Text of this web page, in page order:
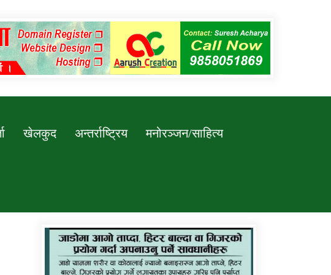
खेलकुद अन्तर्राष्ट्रिय मनोरञ्जन/साहित्य
कर्णाली प्रविधि शिक्षालय जुम्लाको सुचना